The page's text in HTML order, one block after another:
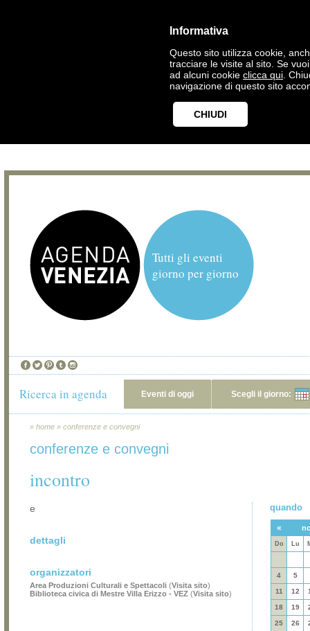
Informativa
Questo sito utilizza cookie,
tracciare le visite al sito. Se
ad alcuni cookie clicca qui .
navigazione di questo sito
CHIUDI
Tutti gli eventi
giorno per giorno
Ricerca in agenda Eventi di oggi Scegli il giorno:
» home » conferenze e convegni
conferenze e convegni
incontro
e
dettagli
organizzatori
Area Produzioni Culturali e Spettacoli (Visita sito)
Biblioteca civica di Mestre Villa Erizzo - VEZ (Visita sito)
quando
«
Do Lu
4 5
11 12
18 19
25 26